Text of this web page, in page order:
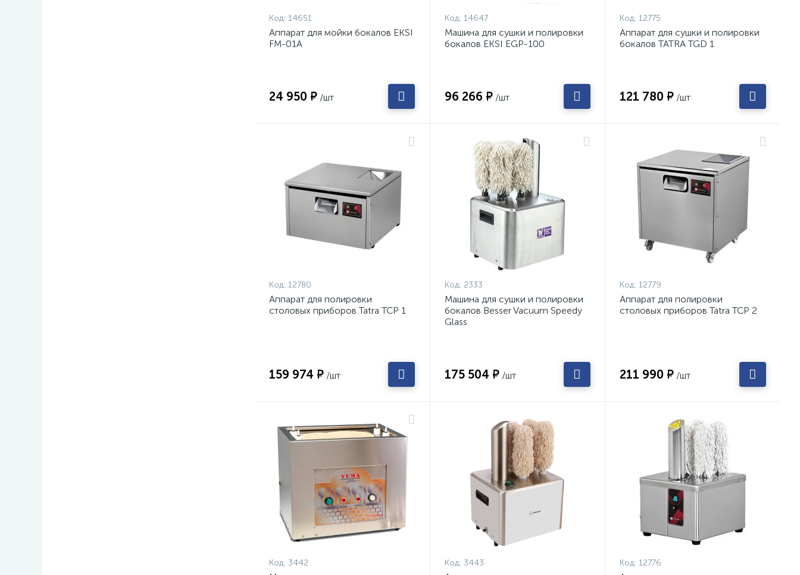
Код: 14651
Аппарат для мойки бокалов EKSI
FM-01A
24 950 ₽ /шт
Код: 14647
Машина для сушки и полировки
бокалов EKSI EGP-100
96 266 ₽ /шт
Код: 12775
Аппарат для сушки и полировки
бокалов TATRA TGD 1
121 780 ₽ /шт
Код: 12780
Аппарат для полировки
столовых приборов Tatra TCP 1
159 974 ₽ /шт
Код: 2333
Машина для сушки и полировки
бокалов Besser Vacuum Speedy
Glass
175 504 ₽ /шт
Код: 12779
Аппарат для полировки
столовых приборов Tatra TCP 2
211 990 ₽ /шт
Код: 3442 Код: 3443 Код: 12776